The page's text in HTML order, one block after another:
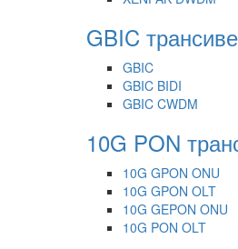
GBIC
GBIC
GBIC BIDI
GBIC CWDM
10G PON
10G GPON ONU
10G GPON OLT
10G GEPON ONU
10G PON OLT